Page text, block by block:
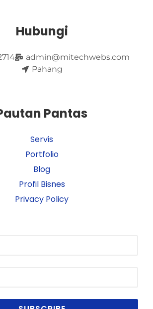
Hubungi
admin@mitechwebs.com
Pahang
Pantas
Servis
Portfolio
Blog
Profil Bisnes
Privacy Policy